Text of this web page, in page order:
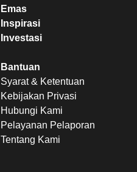
Emas
Inspirasi
Investasi
Bantuan
Syarat & Ketentuan
Kebijakan Privasi
Hubungi Kami
Pelayanan Pelaporan
Tentang Kami